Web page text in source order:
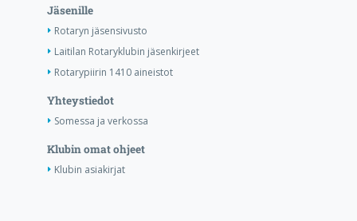
Jäsenille
Rotaryn jäsensivusto
Laitilan Rotaryklubin jäsenkirjeet
Rotarypiirin 1410 aineistot
Yhteystiedot
Somessa ja verkossa
Klubin omat ohjeet
Klubin asiakirjat